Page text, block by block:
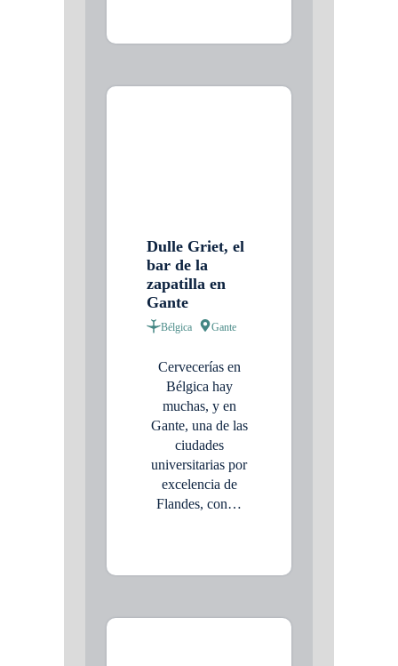
Dulle Griet, el
bar de la
zapatilla en
Gante
Bélgica Gante
Cervecerías en
Bélgica hay
muchas, y en
Gante, una de las
ciudades
universitarias por
excelencia de
Flandes, con…